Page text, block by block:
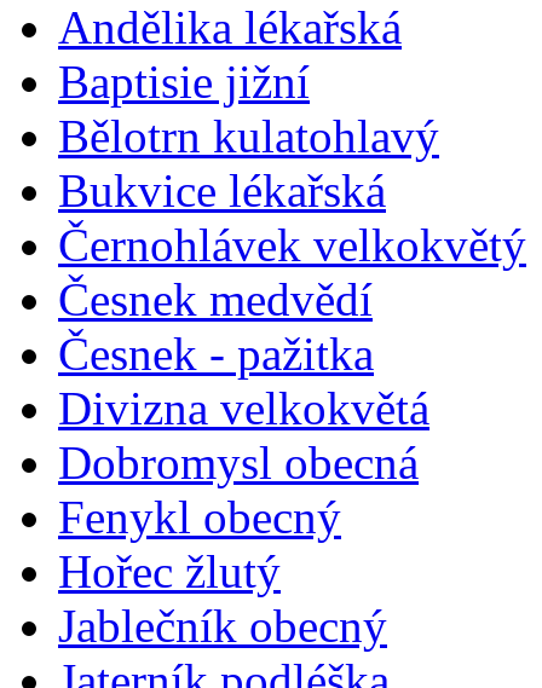
Andělika lékařská
Baptisie jižní
Bělotrn kulatohlavý
Bukvice lékařská
Černohlávek velkokvětý
Česnek medvědí
Česnek - pažitka
Divizna velkokvětá
Dobromysl obecná
Fenykl obecný
Hořec žlutý
Jablečník obecný